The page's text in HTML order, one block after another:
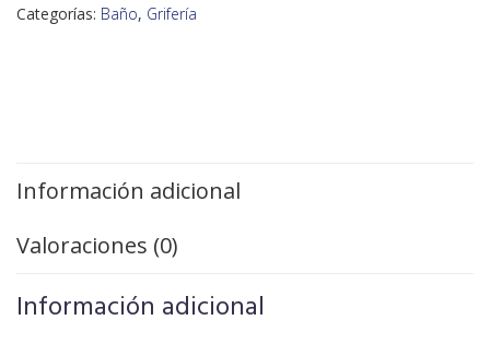
Categorías: Baño, Grifería
Información adicional
Valoraciones (0)
Información adicional